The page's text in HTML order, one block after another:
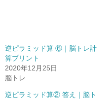
逆ピラミッド算 ⑥｜脳トレ計
算プリント
2020年12月25日
脳トレ
逆ピラミッド算② 答え｜脳ト